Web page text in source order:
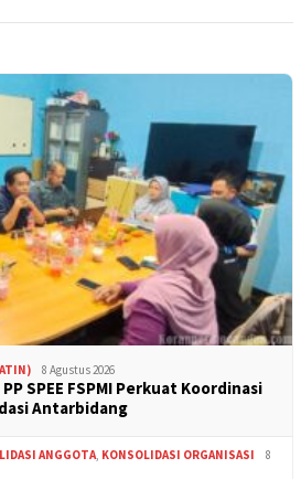
8 Agustus 2026
SPEE FSPMI Perkuat Koordinasi
Antarbidang
ANGGOTA, KONSOLIDASI ORGANISASI
8